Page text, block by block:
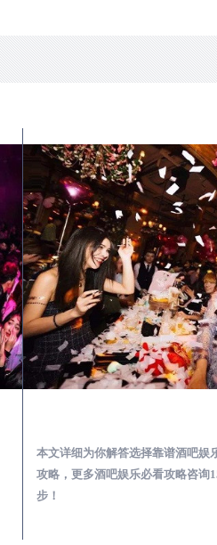
本文详细为你解答选择靠谱酒吧娱
攻略，更多酒吧娱乐必看攻略咨询
步！